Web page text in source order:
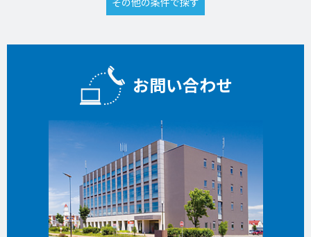
お問い合わせ